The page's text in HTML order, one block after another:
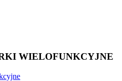
WIELOFUNKCYJNE